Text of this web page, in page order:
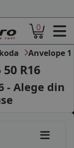
0
Anvelope
R16
- Alege din